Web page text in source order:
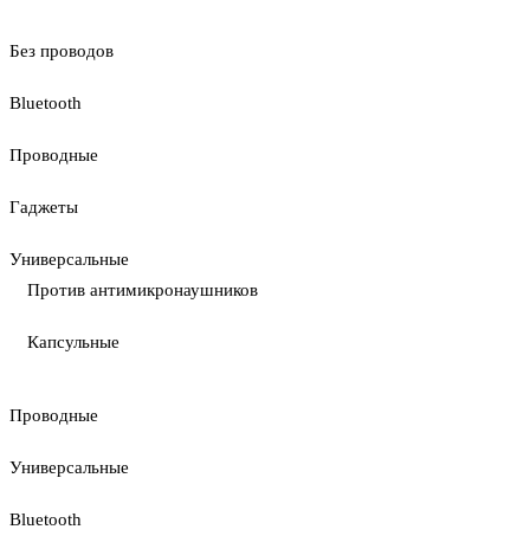
Без проводов
Bluetooth
Проводные
Гаджеты
Универсальные
Против антимикронаушников
Капсульные
Проводные
Универсальные
Bluetooth